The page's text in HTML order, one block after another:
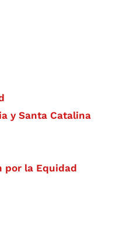
y Santa Catalina
por la Equidad